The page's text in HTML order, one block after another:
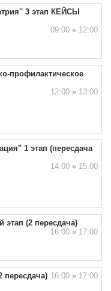
3 этап КЕЙСЫ
09:00 »12:00
профилактическое
12:00 »13:00
1 этап (пересдача
14:00 »15:00
этап (2 пересдача)
16:00 »17:00
16:00 »17:00